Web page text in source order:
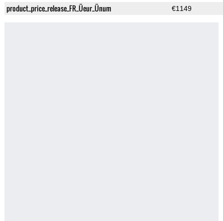
product_price_release_FR_Üeur_Ünum €1149